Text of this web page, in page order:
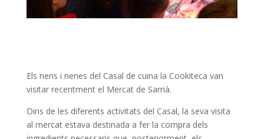
Els nens i nenes del Casal de cuina la Cookiteca van
visitar recentment el Mercat de Sarrià.
Dins de les diferents activitats del Casal, la seva visita
al mercat estava destinada a fer la compra dels